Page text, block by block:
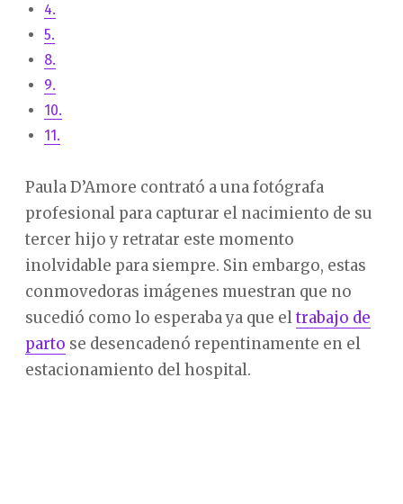
4.
5.
8.
9.
10.
11.
Paula D’Amore contrató a una fotógrafa
profesional para capturar el nacimiento de su
tercer hijo y retratar este momento
inolvidable para siempre. Sin embargo, estas
conmovedoras imágenes muestran que no
sucedió como lo esperaba ya que eltrabajo de
parto se desencadenó repentinamente en el
estacionamiento del hospital.